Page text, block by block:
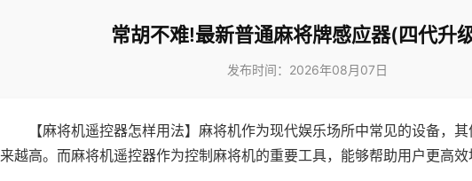
常胡不难!最新普通麻将牌感应器(四代升
发布时间：2026年08月07日
【麻将机遥控器怎样用法】麻将机作为现代娱乐场所中常见的设备，
来越高。而麻将机遥控器作为控制麻将机的重要工具，能够帮助用户更高效